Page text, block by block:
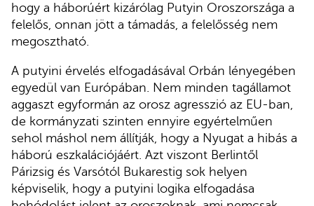
hogy a háborúért kizárólag Putyin Oroszországa a
felelős, onnan jött a támadás, a felelősség nem
megosztható.
A putyini érvelés elfogadásával Orbán lényegében
egyedül van Európában. Nem minden tagállamot
aggaszt egyformán az orosz agresszió az EU-ban,
de kormányzati szinten ennyire egyértelműen
sehol máshol nem állítják, hogy a Nyugat a hibás a
háború eszkalációjáért. Azt viszont Berlintől
Párizsig és Varsótól Bukarestig sok helyen
képviselik, hogy a putyini logika elfogadása